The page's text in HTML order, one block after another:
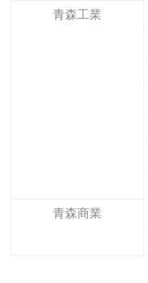
青森工業
青森商業